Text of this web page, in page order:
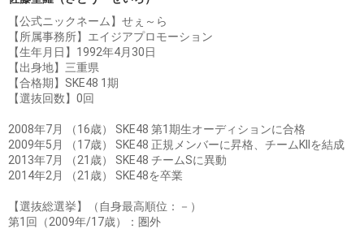
【公式ニックネーム】せぇ～ら
【所属事務所】エイジアプロモーション
【生年月日】1992年4月30日
【出身地】三重県
【合格期】SKE48 1期
【選抜回数】0回
2008年7月 （16歳） SKE48 第1期生オーディションに合格
2009年5月 （17歳） SKE48 正規メンバーに昇格、チームKIIを結成
2013年7月 （21歳） SKE48 チームSに異動
2014年2月 （21歳） SKE48を卒業
【選抜総選挙】（自身最高順位：－）
第1回（2009年/17歳）：圏外